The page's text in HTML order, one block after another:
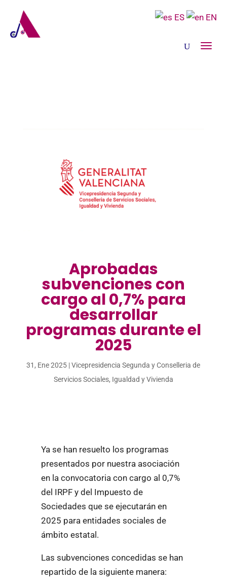
ES EN
Aprobadas
subvenciones con
cargo al 0,7% para
desarrollar
programas durante el
2025
31, Ene 2025 |Vicepresidencia Segunda y Conselleria de
Servicios Sociales, Igualdad y Vivienda
Ya se han resuelto los programas
presentados por nuestra asociación
en la convocatoria con cargo al 0,7%
del IRPF y del Impuesto de
Sociedades que se ejecutarán en
2025 para entidades sociales de
ámbito estatal.
Las subvenciones concedidas se han
repartido de la siguiente manera: